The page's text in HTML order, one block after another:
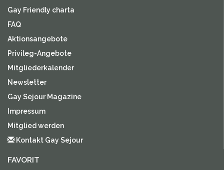
Gay Friendly charta
FAQ
Aktionsangebote
Privileg-Angebote
Mitgliederkalender
Newsletter
Gay Sejour Magazine
Impressum
Mitglied werden
Kontakt Gay Sejour
FAVORIT